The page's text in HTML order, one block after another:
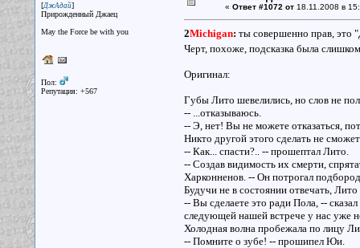
[ДжАдай]
Прирожденный Джаец
May the Force be with you
Пол:
Репутация: +567
« Ответ #1072 от18.11.2008 в
2Michigan: ты совершенно прав, это
Черт, похоже, подсказка была
Оригинал:
Губы Лито шевелились, но слов не
-- ...отказываюсь.
-- Э, нет! Вы не можете отказаться,
Никто другой этого сделать не
-- Как... спасти?.. -- прошептал Лито.
-- Создав видимость их смерти,
Харконненов. -- Он потрогал
Будучи не в состоянии отвечать,
-- Вы сделаете это ради Пола, --
следующей нашей встрече у нас уже
Холодная волна пробежала по лицу
-- Помните о зубе! -- прошипел Юи.